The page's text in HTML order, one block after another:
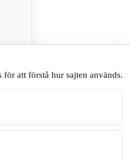
lanserades Värnamo.nu. Från
att förstå hur sajten används.